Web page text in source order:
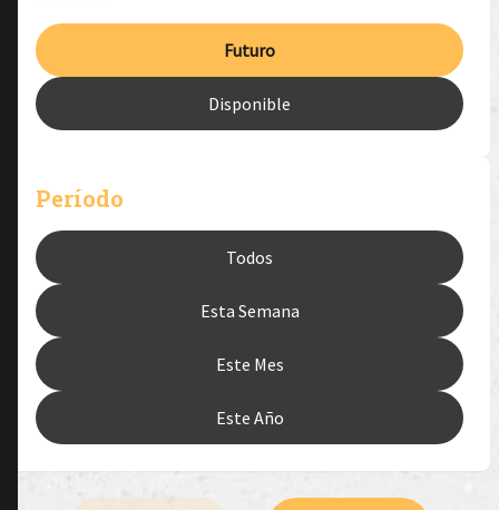
Futuro
Disponible
Período
Todos
Esta Semana
Este Mes
Este Año